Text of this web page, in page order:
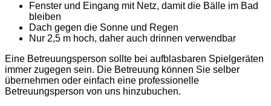
Fenster und Eingang mit Netz, damit die Bälle im Bad
bleiben
Dach gegen die Sonne und Regen
Nur 2,5 m hoch, daher auch drinnen verwendbar
Eine Betreuungsperson sollte bei aufblasbaren Spielgeräten
immer zugegen sein. Die Betreuung können Sie selber
übernehmen oder einfach eine professionelle
Betreuungsperson von uns hinzubuchen.